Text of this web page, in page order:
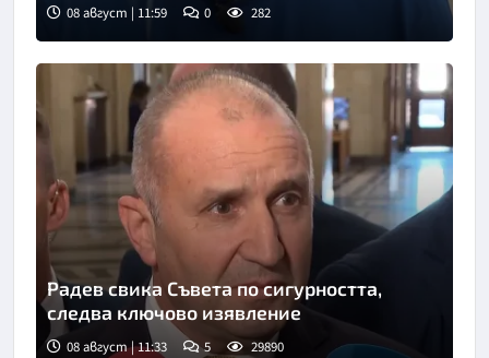
Снимка: Нова телевизия
08 август | 11:59 0 282
Радев свика Съвета по сигурността,
следва ключово изявление
08 август | 11:33 5 29890